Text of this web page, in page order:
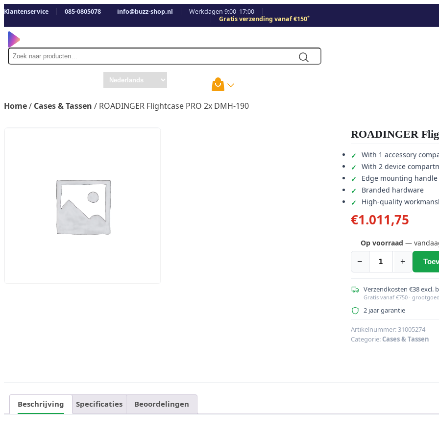
Klantenservice 085-0805078 info@buzz-shop.nl
Werkdagen 9:00–17:00
Gratis verzending vanaf €150*
Zoek
naar
Home/ Cases & Tassen / ROADINGER Flightcase PRO 2x DMH-190
ROADINGER
With 1 accessory
With 2 device
Edge mounting handle
Branded hardware
High-quality
€1.011,75
Op voorraad —
−
ROADINGER
PRO
2x
DMH-
aantal
+
Verzendkosten €38 excl.
Gratis vanaf €750 ·
2 jaar garantie
Artikelnummer: 31005274
Categorie: Cases & Tassen
Beschrijving Specificaties Beoordelingen